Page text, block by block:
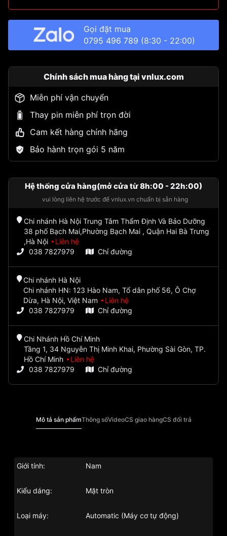
Gọi đặt mua
0795 496 789 (8:30 - 22:00)
Chính sách mua hàng tại vnlux.com
Miễn phí vận chuyển
Thay pin miễn phí trọn đời
Cam kết hàng chính hãng
Bảo hành trọn gói 5 năm
Hệ thống cửa hàng(mở cửa từ 8h:00 - 22h:00)
vui lòng liên hệ trước để vnlux.vn chuẩn bị sẵn hàng
Chi nhánh Hà Nội Trung Tâm Thẩm Định Và Bảo Dưỡng
38 phố Bạch Mai,Phường Bạch Mai , Quận Hai Bà Trưng
,Hà Nội
Liên hệ
038 7827979
Chỉ đường
Chi nhánh Hà Nội
Chi nhánh HN: 123 Hào Nam, Tổ dân phố 56, Ô Chợ
Dừa, Hà Nội, Việt Nam
Liên hệ
038 7827979
Chỉ đường
Chi Nhánh Hồ Chí Minh
Tầng 1, 34 Nguyễn Thị Minh Khai, Phường Sài Gòn, TP.
Hồ Chí Minh
Liên hệ
038 7827979
Chỉ đường
Mô tả sản phẩmThông sốVideoCS giao hàngCS đổi trả
Giới tính: Nam
Kiểu dáng: Mặt tròn
Loại máy: Automatic (Máy cơ tự động)